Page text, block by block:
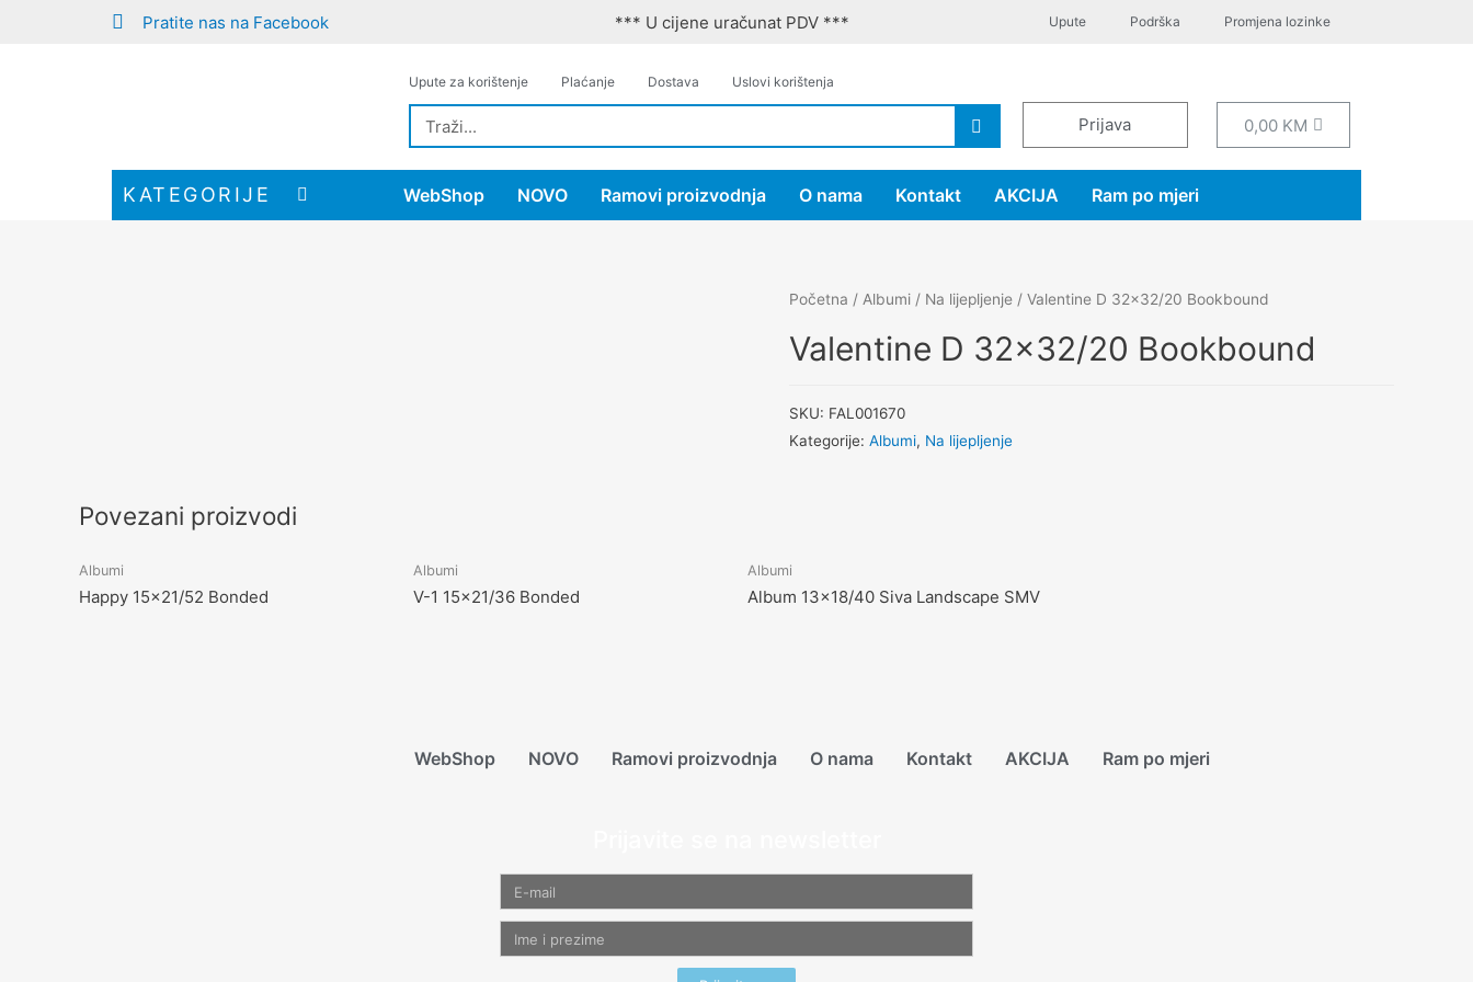
Pratite nas na Facebook *** U cijene uračunat PDV *** Upute Podrška Promjena lozinke
Upute za korištenje Plaćanje Dostava Uslovi korištenja
Prijava 0,00 KM
KATEGORIJE WebShop NOVO Ramovi proizvodnja O nama Kontakt AKCIJA Ram po mjeri
Početna / Albumi / Na lijepljenje / Valentine D 32×32/20 Bookbound
Valentine D 32×32/20 Bookbound
SKU: FAL001670
Kategorije: Albumi, Na lijepljenje
Povezani proizvodi
Albumi
Happy 15×21/52 Bonded
Albumi
V-1 15×21/36 Bonded
Albumi
Album 13×18/40 Siva Landscape SMV
WebShop NOVO Ramovi proizvodnja O nama Kontakt AKCIJA Ram po mjeri